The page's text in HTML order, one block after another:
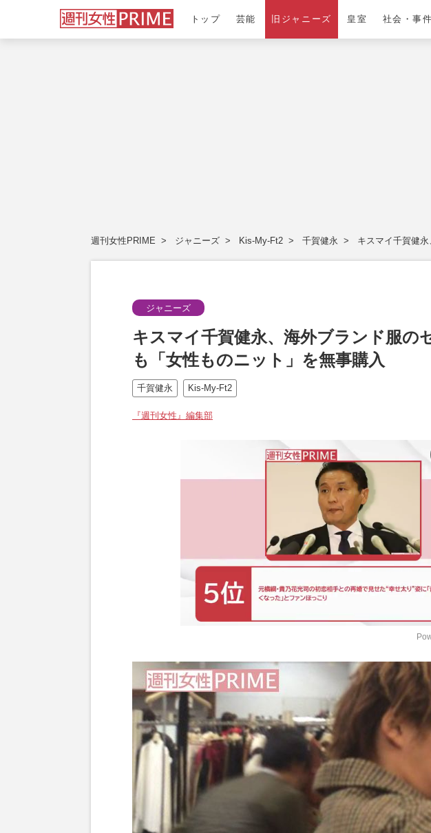
トップ 芸能 旧ジャニーズ 皇室 社会・事件
週刊女性PRIME ジャニーズ Kis-My-Ft2 千賀健永 キスマイ千賀健
ジャニーズ
キスマイ千賀健永、海外ブランド服の
も「女性ものニット」を無事購入
千賀健永 Kis-My-Ft2
『週刊女性』編集部